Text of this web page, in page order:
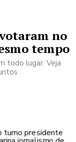
no
tempo
todo lugar. Veja